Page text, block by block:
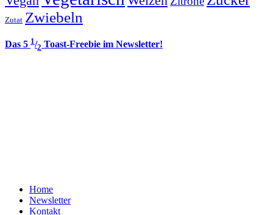
Zutat Zwiebeln
Das 5 1/2 Toast-Freebie im Newsletter!
Home
Newsletter
Kontakt